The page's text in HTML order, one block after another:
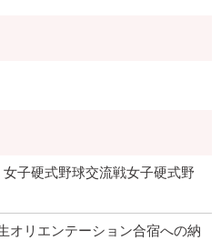
子硬式野球交流戦女子硬式野
オリエンテーション合宿への納